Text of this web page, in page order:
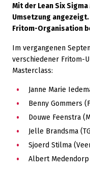
Mit der Lean Six
Umsetzung
Fritom-Organisation
Im vergangenen
verschiedener Fritom-
Masterclass:
Janne Marie
Benny Gommers
Douwe Feenstra
Jelle Brandsma
Sjoerd Stilma
Albert